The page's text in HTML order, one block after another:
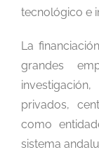
tecnológico e
La
grandes
privados,
como
sistema